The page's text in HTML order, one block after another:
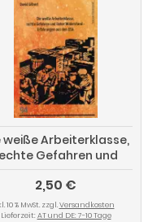
weiße Arbeiterklasse,
Gefahren und
linker Widerstand -
aus den USA
2,50 €
10 % MwSt. zzgl.Versandkosten
Lieferzeit: AT und DE: 7-10 Tage